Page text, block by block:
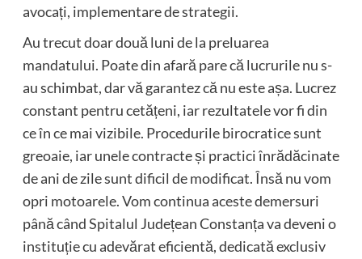
avocați, implementare de strategii.
Au trecut doar două luni de la preluarea
mandatului. Poate din afară pare că lucrurile nu s-
au schimbat, dar vă garantez că nu este așa. Lucrez
constant pentru cetățeni, iar rezultatele vor fi din
ce în ce mai vizibile. Procedurile birocratice sunt
greoaie, iar unele contracte și practici înrădăcinate
de ani de zile sunt dificil de modificat. Însă nu vom
opri motoarele. Vom continua aceste demersuri
până când Spitalul Județean Constanța va deveni o
instituție cu adevărat eficientă, dedicată exclusiv